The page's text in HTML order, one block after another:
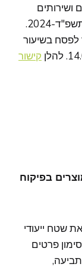
ושירותים
(הפחתת מחיר קמח חיטה כשר לפסח), התשפ"ד-2024.
בשיעור
קישור
בפיקוח
שטח ייעודי
פרטים